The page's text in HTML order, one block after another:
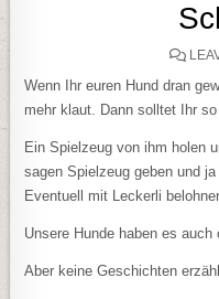
Wenn Ihr euren Hund dran
mehr klaut. Dann solltet Ihr
Ein Spielzeug von ihm holen
sagen Spielzeug geben und
Eventuell mit Leckerli
Unsere Hunde haben es auch
Aber keine Geschichten